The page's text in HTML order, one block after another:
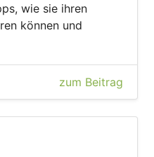
wie sie ihren
können und
zum Beitrag